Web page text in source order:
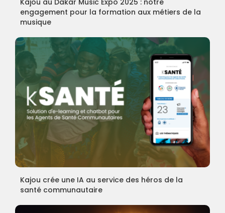
engagement pour la formation aux métiers de la
musique
Kajou crée une IA au service des héros de la
santé communautaire